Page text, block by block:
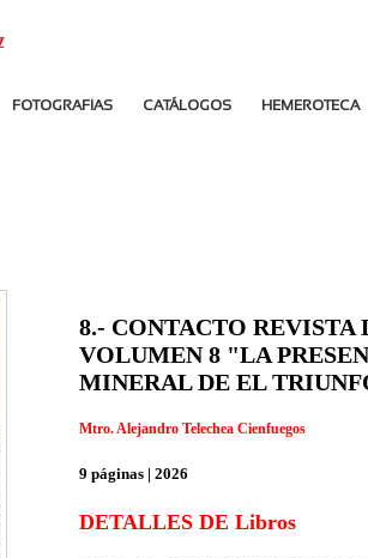
FOTOGRAFÍAS CATÁLOGOS HEMEROTECA
8.- CONTACTO
VOLUMEN 8 "LA
MINERAL DE EL
Mtro. Alejandro Telechea Cienfuegos
9 páginas | 2026
DETALLES DE Libros